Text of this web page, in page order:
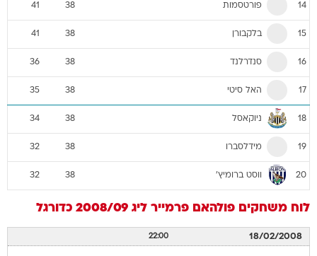
14 פורטסמות 38
41
15 בלקבורן 38
41
16 סנדרלנד 38
36
17 האל סיטי 38
35
18 ניוקאסל 38
34
19 מידלסברו 38
32
20 ווסט ברומיץ' 38
32
לוח משחקים פולהאם פרמייר ליג 2008/09 כדורגל
18/02/2008
22:00